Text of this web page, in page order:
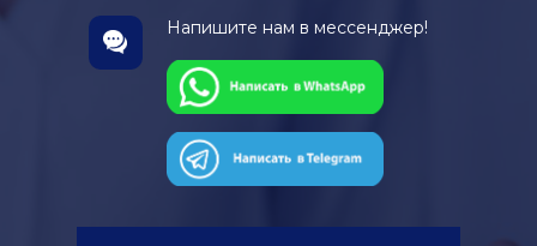
Напишите нам в мессенджер!